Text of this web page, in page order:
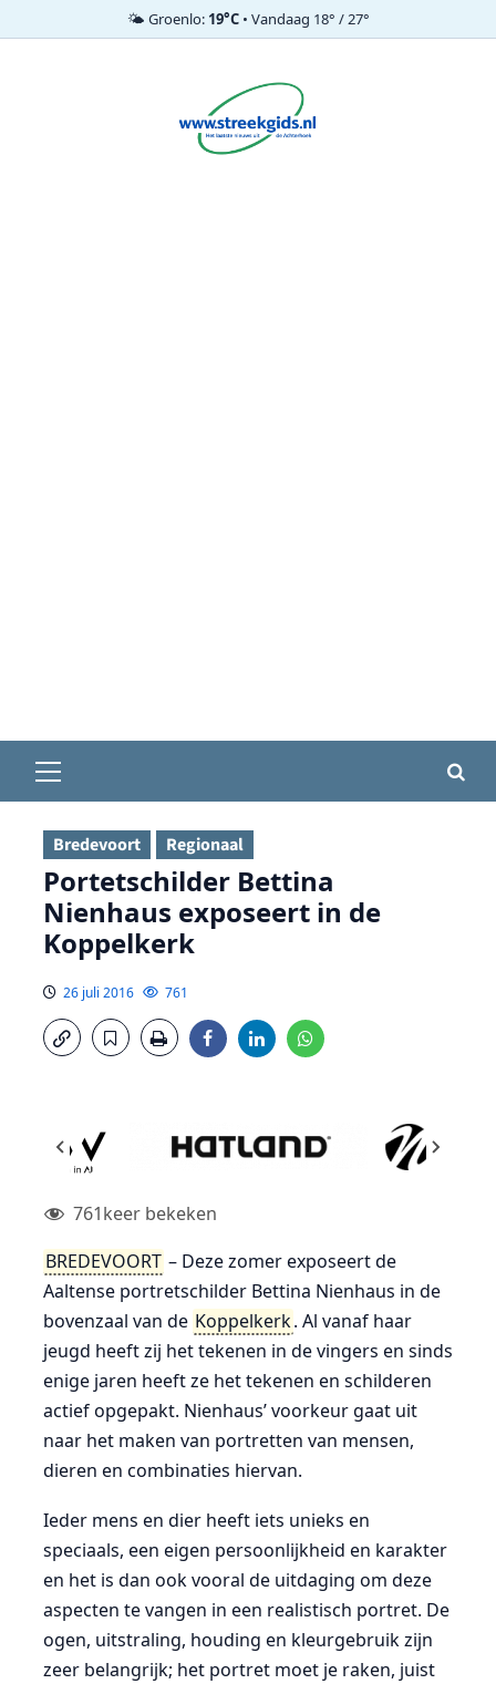
🌤️ Groenlo: 19°C• Vandaag 18° / 27°
menu
Bredevoort Regionaal
Portetschilder Bettina
Nienhaus exposeert in de
Koppelkerk
26 juli 2016 761
761keer bekeken
BREDEVOORT – Deze zomer exposeert de
Aaltense portretschilder Bettina Nienhaus in de
bovenzaal van de Koppelkerk. Al vanaf haar
jeugd heeft zij het tekenen in de vingers en sinds
enige jaren heeft ze het tekenen en schilderen
actief opgepakt. Nienhaus’ voorkeur gaat uit
naar het maken van portretten van mensen,
dieren en combinaties hiervan.
Ieder mens en dier heeft iets unieks en
speciaals, een eigen persoonlijkheid en karakter
en het is dan ook vooral de uitdaging om deze
aspecten te vangen in een realistisch portret. De
ogen, uitstraling, houding en kleurgebruik zijn
zeer belangrijk; het portret moet je raken, juist